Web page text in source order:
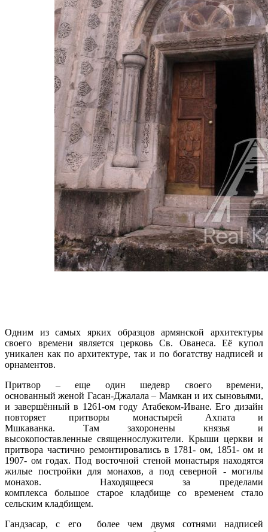
Одним из самых ярких образцов армянской архитектуры
своего времени является церковь Св. Ованеса. Её купол
уникален как по архитектуре, так и по богатству надписей и
орнаментов.
Притвор – еще один шедевр своего времени,
основанный женой Гасан-Джалала – Мамкан и их сыновьями,
и завершённый в 1261-ом году Атабеком-Иване. Его дизайн
повторяет притворы монастырей Ахпата и
Мшкаванка. Там захоронены князья и
высокопоставленные священнослужители. Крыши церкви и
притвора частично ремонтировались в 1781- ом, 1851- ом и
1907- ом годах. Под восточной стеной монастыря находятся
жилые постройки для монахов, а под северной - могилы
монахов. Находящееся за пределами
комплекса большое старое кладбище со временем стало
сельским кладбищем.
Гандзасар, с его более чем двумя сотнями надписей